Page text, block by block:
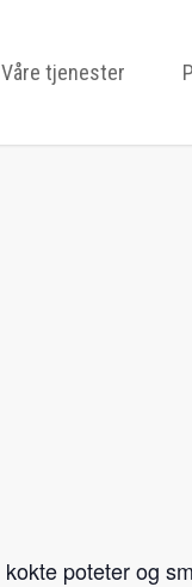
Våre tjenester
poteter og